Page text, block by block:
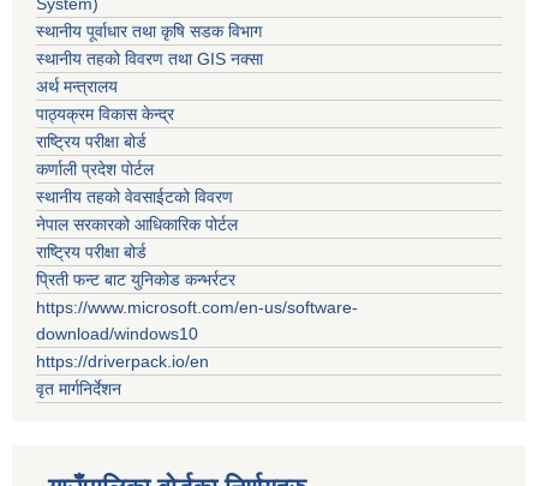
System)
स्थानीय पूर्वाधार तथा कृषि सडक विभाग
स्थानीय तहको विवरण तथा GIS नक्सा
अर्थ मन्त्रालय
पाठ्यक्रम विकास केन्द्र
राष्ट्रिय परीक्षा बोर्ड
कर्णाली प्रदेश पोर्टल
स्थानीय तहको वेवसाईटको विवरण
नेपाल सरकारको आधिकारिक पोर्टल
राष्ट्रिय परीक्षा बोर्ड
प्रिती फन्ट बाट युनिकोड कन्भर्रटर
https://www.microsoft.com/en-us/software-
download/windows10
https://driverpack.io/en
वृत मार्गनिर्देशन